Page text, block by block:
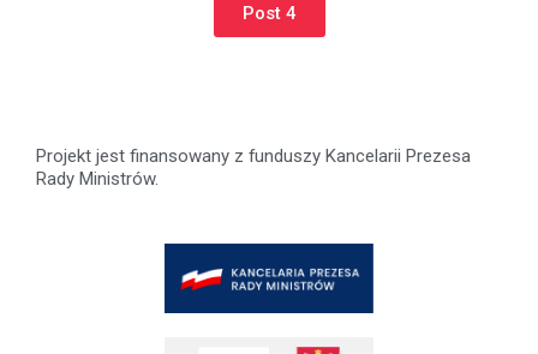
Post 4
Projekt jest finansowany z funduszy Kancelarii Prezesa
Rady Ministrów.